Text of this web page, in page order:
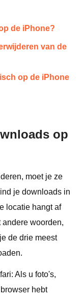
de iPhone?
van de
op de iPhone
op
moet je ze
je downloads in
locatie hangt af
woorden,
de drie meest
Als u foto's,
hebt